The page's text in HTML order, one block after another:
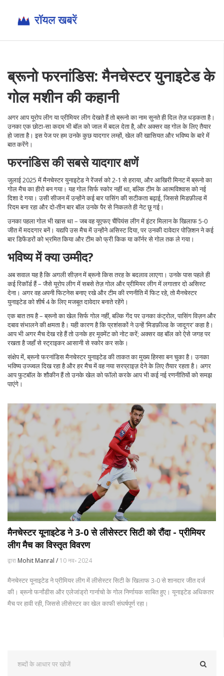
ब्रूनो फरनांडिस: मैनचेस्टर युनाइटेड के
गोल मशीन की कहानी
अगर आप यूरोप लीग या प्रीमियर लीग देखते हैं तो ब्रूनो का नाम सुनते ही दिल तेज़ धड़कता है।
उनका एक छोटा‑सा कदम भी बॉल को जाल में बदल देता है, और अक्सर वह गोल के लिए तैयार
हो जाता है। इस पेज पर हम उनके कुछ यादगार लम्हों, खेल की खासियत और भविष्य के बारे में
बात करेंगे।
फरनांडिस की सबसे यादगार क्षणें
जुलाई 2025 में मैनचेस्टर युनाइटेड ने रेंजर्स को 2-1 से हराया, और आखिरी मिनट में ब्रूनो का
गोल मैच का हीरो बन गया। यह गोल सिर्फ स्कोर नहीं था, बल्कि टीम के आत्मविश्वास को नई
दिशा दे गया। उसी सीजन में उन्होंने कई बार पासिंग की सटीकता बढ़ाई, जिससे मिडफ़ील्ड में
रिदम बना रहा और दो‑तीन बार बॉल उनके पैर से निकलते ही नेट छू गई।
उनका पहला गोल भी खास था – जब वह यूएफए चैंपियंस लीग में इंटर मिलान के खिलाफ 5-0
जीत में मददगार बनें। यद्यपि उस मैच में उन्होंने असिस्ट दिया, पर उनकी दावेदार पोज़िशन ने कई
बार डिफेंडरों को भ्रमित किया और टीम को फ्री किक या कॉर्नर से गोल तक ले गया।
भविष्य में क्या उम्मीद?
अब सवाल यह है कि अगली सीज़न में ब्रूनो किस तरह के बदलाव लाएगा। उनके पास पहले ही
कई रिकॉर्ड हैं – जैसे यूरोप लीग में सबसे तेज़ गोल और प्रीमियर लीग में लगातार दो असिस्ट
देना। अगर वह अपनी फिटनेस बनाए रखे और टीम की रणनीति में फिट रहे, तो मैनचेस्टर
युनाइटेड को शीर्ष 4 के लिए मजबूत दावेदार बनाते रहेंगे।
एक बात तय है – ब्रूनो का खेल सिर्फ गोल नहीं, बल्कि गेंद पर उनका कंट्रोल, पासिंग विज़न और
दबाव संभालने की क्षमता है। यही कारण है कि प्रशंसकों ने उन्हें ‘मिडफ़ील्ड के जादूगर’ कहा है।
आप भी अगर मैच देख रहे हैं तो उनके हर मूवमेंट को नोट करें; अक्सर वह बॉल को ऐसे जगह पर
रखता है जहाँ से स्ट्राइकर आसानी से स्कोर कर सके।
संक्षेप में, ब्रूनो फरनांडिस मैनचेस्टर युनाइटेड की ताकत का मुख्य हिस्सा बन चुका है। उनका
भविष्य उज्ज्वल दिख रहा है और हर मैच में वह नया सरप्राइज़ देने के लिए तैयार रहता है। अगर
आप फुटबॉल के शौकीन हैं तो उनके खेल को फॉलो करके आप भी कई नई रणनीतियों को समझ
पाएंगे।
मैनचेस्टर यूनाइटेड ने 3-0 से लीसेस्टर सिटी को रौंदा - प्रीमियर
लीग मैच का विस्तृत विवरण
द्वारा Mohit Manral / 10 नव॰ 2024
मैनचेस्टर यूनाइटेड ने प्रीमियर लीग में लीसेस्टर सिटी के खिलाफ 3-0 से शानदार जीत दर्ज
की। ब्रूनो फर्नांडीस और एलेजांड्रो गार्नाचो के गोल निर्णायक साबित हुए। यूनाइटेड अधिकतर
मैच पर हावी रही, जिससे लीसेस्टर का खेल काफी संघर्षपूर्ण रहा।